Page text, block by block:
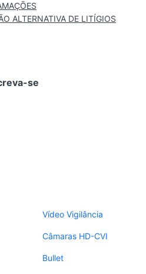
ALTERNATIVA DE LITÍGIOS
se
Vídeo Vigilância
Câmaras HD-CVI
Bullet